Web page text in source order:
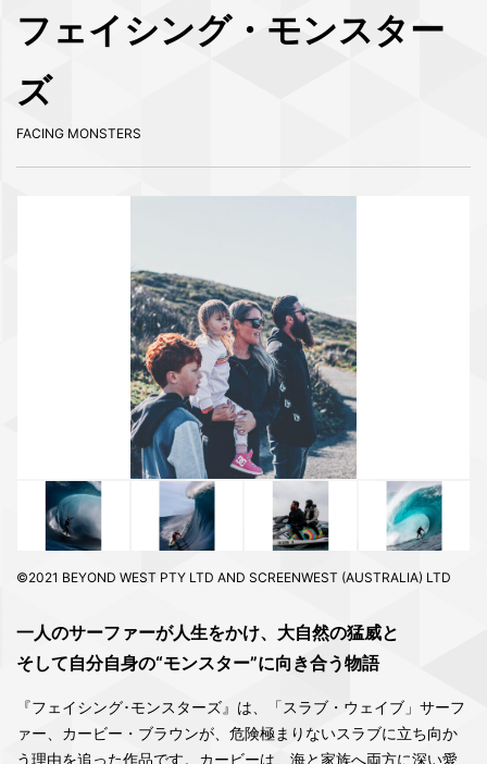
フェイシング・モンスター
ズ
FACING MONSTERS
©2021 BEYOND WEST PTY LTD AND SCREENWEST (AUSTRALIA) LTD
一人のサーファーが人生をかけ、大自然の猛威と
そして自分自身の“モンスター”に向き合う物語
『フェイシング･モンスターズ』は、「スラブ・ウェイブ」サーフ
ァー、カービー・ブラウンが、危険極まりないスラブに立ち向か
う理由を追った作品です。カービーは、海と家族へ両方に深い愛